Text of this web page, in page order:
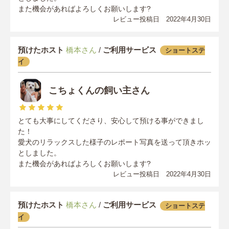
また機会があればよろしくお願いします?
レビュー投稿日 2022年4月30日
預けたホスト 橋本さん / ご利用サービス
ショートステ
イ
こちょくんの飼い主さん
とても大事にしてくださり、安心して預ける事ができまし
た！
愛犬のリラックスした様子のレポート写真を送って頂きホッ
としました。
また機会があればよろしくお願いします?
レビュー投稿日 2022年4月30日
預けたホスト 橋本さん / ご利用サービス
ショートステ
イ